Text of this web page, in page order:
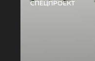
СПЕЦПРОЕКТ